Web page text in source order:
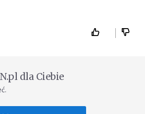
dla Ciebie